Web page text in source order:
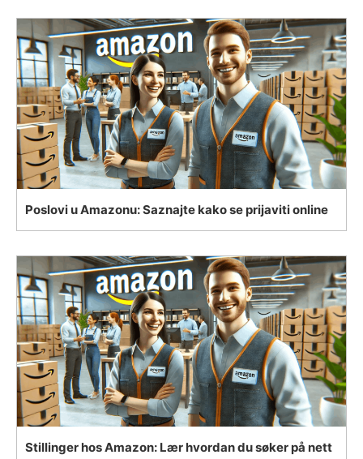
Poslovi u Amazonu: Saznajte kako se prijaviti online
Stillinger hos Amazon: Lær hvordan du søker på nett